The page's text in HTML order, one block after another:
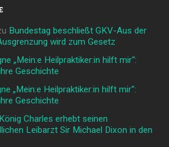
Bundestag beschließt GKV-Aus der
wird zum Gesetz
„Mein:e Heilpraktiker:in hilft mir“:
Geschichte
„Mein:e Heilpraktiker:in hilft mir“:
Geschichte
König Charles erhebt seinen
Leibarzt Sir Michael Dixon in den